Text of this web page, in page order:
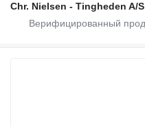
Chr. Nielsen - Tingheden A/S